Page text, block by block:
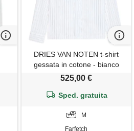
DRIES VAN NOTEN t-shirt
gessata in cotone - bianco
525,00 €
Sped. gratuita
M
Farfetch